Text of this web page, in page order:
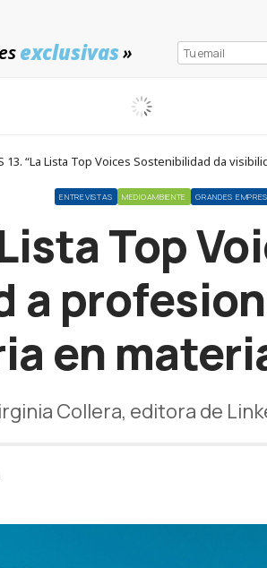
exclusivas»
“La Lista Top Voices Sostenibilidad da
ENTREVISTAS MEDIOAMBIENTE GRANDES
Lista Top
a
en
Collera, editora de